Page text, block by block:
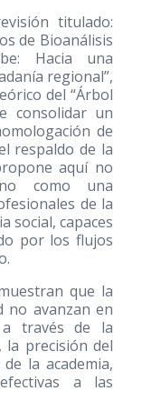
titulado:
de Bioanálisis
Hacia una
regional”,
del “Árbol
consolidar un
de
respaldo de la
aquí no
como una
de la
social, capaces
por los flujos
que la
no avanzan en
a través de la
la precisión del
la academia,
a las